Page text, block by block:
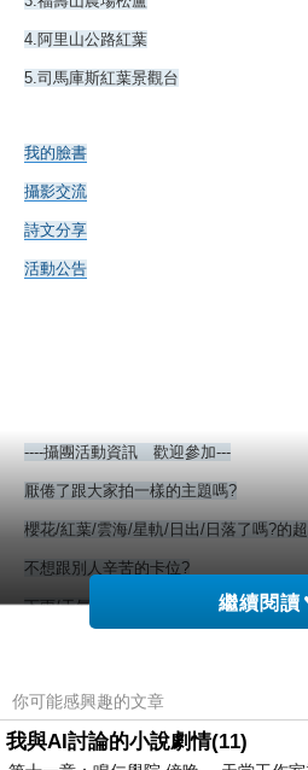
4.阿里山公路紅葉
5.司馬庫斯紅葉景觀台
我的臉書
攝影交流
詩文分享
活動公告
----攝團活動資訊 歡迎參加---
厭倦了跟大家拍一樣的主題嗎?
櫻花/紅葉/雲海/星軌/日出/日落了嗎?的
不想跟別人辛苦的卡位?
下雨/天氣不好就不能拍了嗎?
能不能不管用甚麼(手機或DC或單眼)都
如果只想簡單的擁有自己的FU 走自己的
繼續閱讀
你可能感興趣的文章
我與AI討論的小說劇情(11)